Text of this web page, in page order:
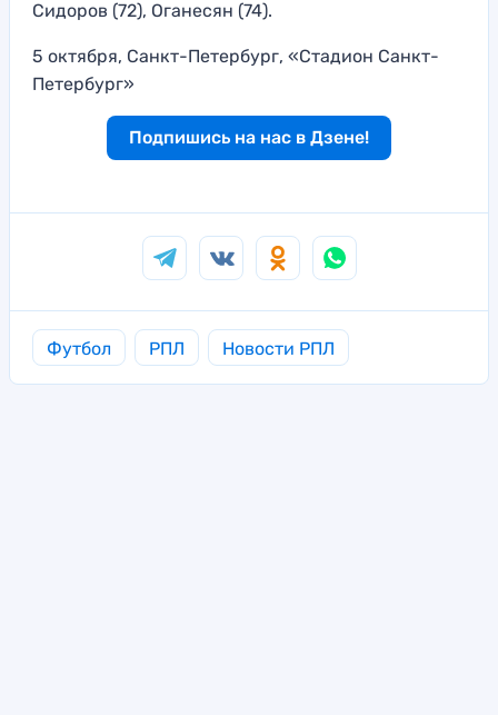
Сидоров (72), Оганесян (74).
5 октября, Санкт-Петербург, «Стадион Санкт-
Петербург»
Подпишись на нас в Дзене!
Футбол РПЛ Новости РПЛ